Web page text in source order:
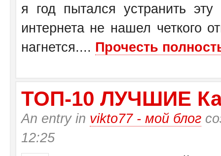
я год пытался устранить
интернета не нашел четкого
нагнется.... Прочесть
ТО­П-10 ЛУЧШИЕ
An entry in vikto77 - мой блог
12:25